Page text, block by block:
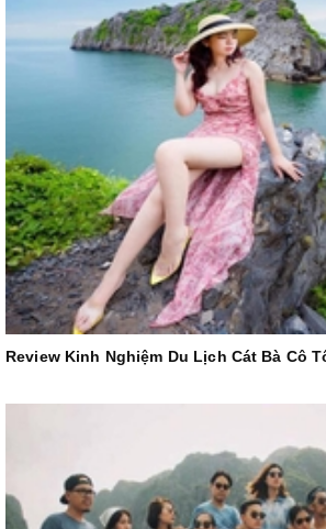
Review Kinh Nghiệm Du Lịch Cát Bà Cô